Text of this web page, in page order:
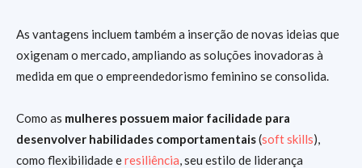
As vantagens incluem também a inserção de novas ideias que
oxigenam o mercado, ampliando as soluções inovadoras à
medida em que o empreendedorismo feminino se consolida.
Como as mulheres possuem maior facilidade para
desenvolver habilidades comportamentais(soft skills),
como flexibilidade eresiliência, seu estilo de liderança